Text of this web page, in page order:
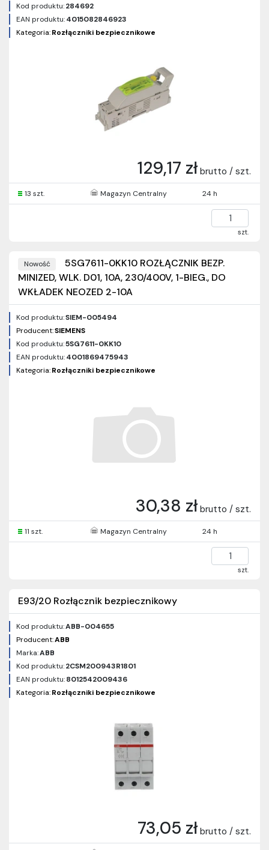
Kod produktu:284692
EAN produktu:4015082846923
Kategoria:Rozłączniki bezpiecznikowe
129,17 zł brutto / szt.
13 szt. Magazyn Centralny 24 h
szt.
Nowość
5SG7611-0KK10 ROZŁĄCZNIK BEZP.
MINIZED, WLK. D01, 10A, 230/400V, 1-BIEG., DO
WKŁADEK NEOZED 2-10A
Kod produktu:SIEM-005494
Producent:SIEMENS
Kod produktu:5SG7611-0KK10
EAN produktu:4001869475943
Kategoria:Rozłączniki bezpiecznikowe
30,38 zł brutto / szt.
11 szt. Magazyn Centralny 24 h
szt.
E93/20 Rozłącznik bezpiecznikowy
Kod produktu:ABB-004655
Producent:ABB
Marka:ABB
Kod produktu:2CSM200943R1801
EAN produktu:8012542009436
Kategoria:Rozłączniki bezpiecznikowe
73,05 zł brutto / szt.